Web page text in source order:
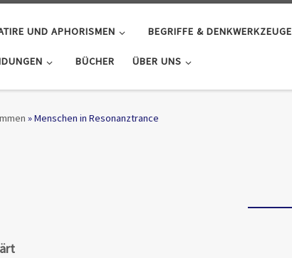
UND APHORISMEN BEGRIFFE & DENKWERKZEUGE
BÜCHER ÜBER UNS
»Menschen in Resonanztrance